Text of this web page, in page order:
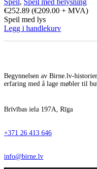
€252.89 (€209.00 + MVA)
Speil med lys
Legg i handlekurv
Begynnelsen av Birne.lv-
erfaring med å lage møbler til
Brīvības iela 197A, Rīga
+371 26 413 646
info@birne.lv